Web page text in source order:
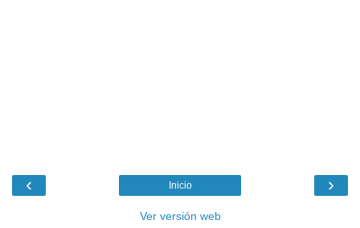
‹ ›
Inicio
Ver versión web